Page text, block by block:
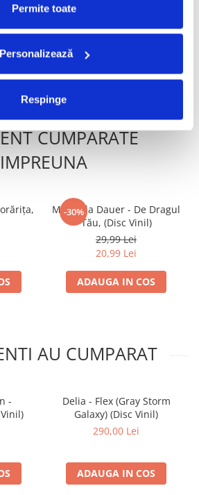
Permite toate
Personalizează
Respinge
Vinil)
Galaxy) (Disc Vinil)
CUMPARATE
IMPREUNA
-30%
Mirabela Dauer - De Dragul
Tău, (Disc Vinil)
29,99 Lei
20,99 Lei
ADAUGA IN COS
AU CUMPARAT
-
Delia - Flex (Gray Storm
Galaxy) (Disc Vinil)
290,00 Lei
ADAUGA IN COS